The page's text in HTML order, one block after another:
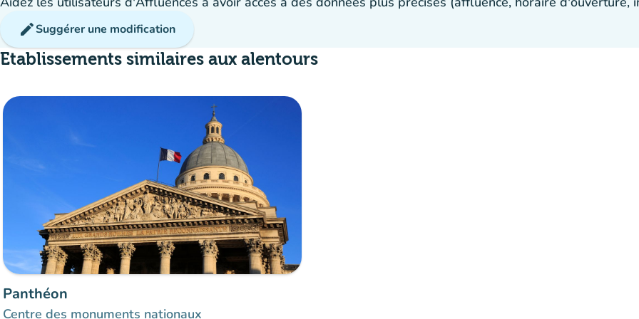
editSuggérer une modification
Etablissements similaires aux alentours
Panthéon
Centre des monuments nationaux